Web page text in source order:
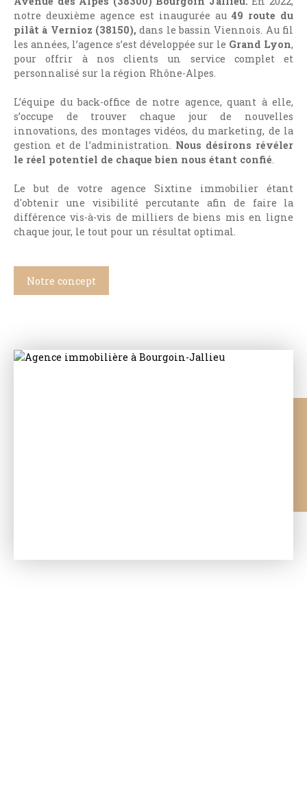
notre deuxième agence est inaugurée au 49 route du
pilât à Vernioz (38150),dans le bassin Viennois. Au fil
les années, l’agence s’est développée sur le Grand Lyon,
pour offrir à nos clients un service complet et
personnalisé sur la région Rhône-Alpes.
L’équipe du back-office de notre agence, quant à elle,
s’occupe de trouver chaque jour de nouvelles
innovations, des montages vidéos, du marketing, de la
gestion et de l’administration. Nous désirons révéler
le réel potentiel de chaque bien nous étant confié.
Le but de votre agence Sixtine immobilier étant
d'obtenir une visibilité percutante afin de faire la
différence vis-à-vis de milliers de biens mis en ligne
chaque jour, le tout pour un résultat optimal.
Notre concept